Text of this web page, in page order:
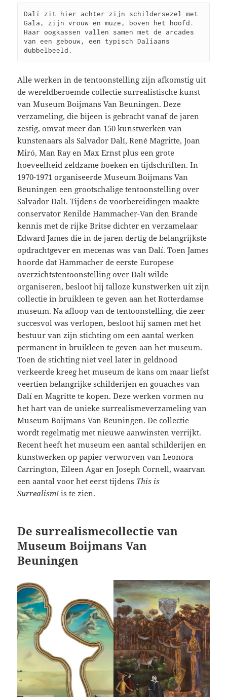
Dalí zit hier achter zijn schildersezel met
Gala, zijn vrouw en muze, boven het hoofd.
Haar oogkassen vallen samen met de arcades
van een gebouw, een typisch Dalíaans
dubbelbeeld.
Alle werken in de tentoonstelling zijn afkomstig uit
de wereldberoemde collectie surrealistische kunst
van Museum Boijmans Van Beuningen. Deze
verzameling, die bijeen is gebracht vanaf de jaren
zestig, omvat meer dan 150 kunstwerken van
kunstenaars als Salvador Dalí, René Magritte, Joan
Miró, Man Ray en Max Ernst plus een grote
hoeveelheid zeldzame boeken en tijdschriften. In
1970-1971 organiseerde Museum Boijmans Van
Beuningen een grootschalige tentoonstelling over
Salvador Dalí. Tijdens de voorbereidingen maakte
conservator Renilde Hammacher-Van den Brande
kennis met de rijke Britse dichter en verzamelaar
Edward James die in de jaren dertig de belangrijkste
opdrachtgever en mecenas was van Dalí. Toen James
hoorde dat Hammacher de eerste Europese
overzichtstentoonstelling over Dalí wilde
organiseren, besloot hij talloze kunstwerken uit zijn
collectie in bruikleen te geven aan het Rotterdamse
museum. Na afloop van de tentoonstelling, die zeer
succesvol was verlopen, besloot hij samen met het
bestuur van zijn stichting om een aantal werken
permanent in bruikleen te geven aan het museum.
Toen de stichting niet veel later in geldnood
verkeerde kreeg het museum de kans om maar liefst
veertien belangrijke schilderijen en gouaches van
Dalí en Magritte te kopen. Deze werken vormen nu
het hart van de unieke surrealismeverzameling van
Museum Boijmans Van Beuningen. De collectie
wordt regelmatig met nieuwe aanwinsten verrijkt.
Recent heeft het museum een aantal schilderijen en
kunstwerken op papier verworven van Leonora
Carrington, Eileen Agar en Joseph Cornell, waarvan
een aantal voor het eerst tijdens This is
Surrealism! is te zien.
De surrealismecollectie van
Museum Boijmans Van
Beuningen